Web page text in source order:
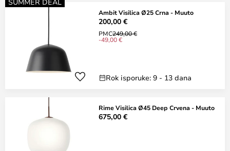
Ambit Visilica Ø25 Crna - Muuto
200,00 €
PMC249,00 €
-49,00 €
Rok isporuke: 9 - 13 dana
Rime Visilica Ø45 Deep Crvena - Muuto
675,00 €